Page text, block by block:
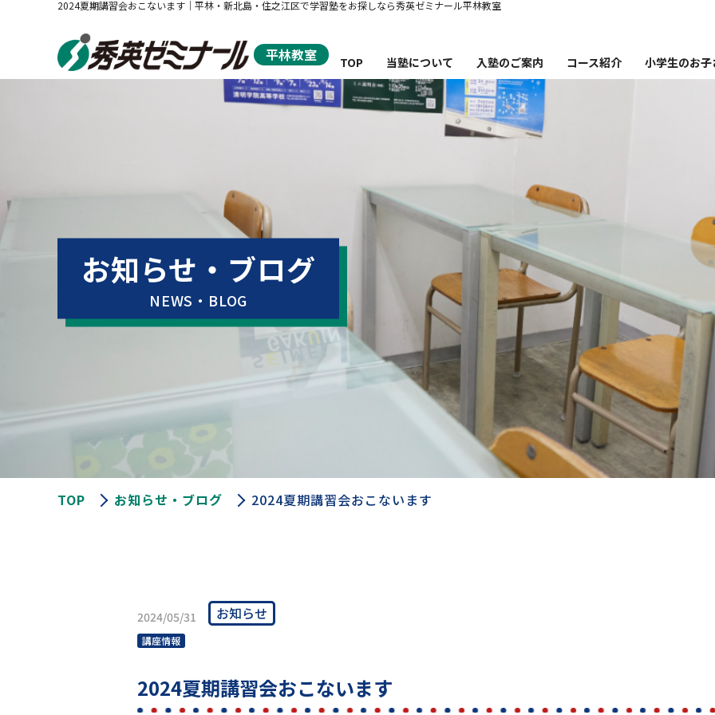
2024夏期講習会おこないます｜平林・新北島・住之江区で学習塾をお探しなら秀英ゼミナール平林教室
平林教室 TOP
当塾について
塾概要
卒業生・保護者の声
入塾のご案内
コース紹介
コース紹介・時間割・料金
小学生のお
小学生の
塾通い
お知らせ・ブログ
NEWS・BLOG
TOP お知らせ・ブログ 2024夏期講習会おこないます
2024/05/31 お知らせ
講座情報
2024夏期講習会おこないます